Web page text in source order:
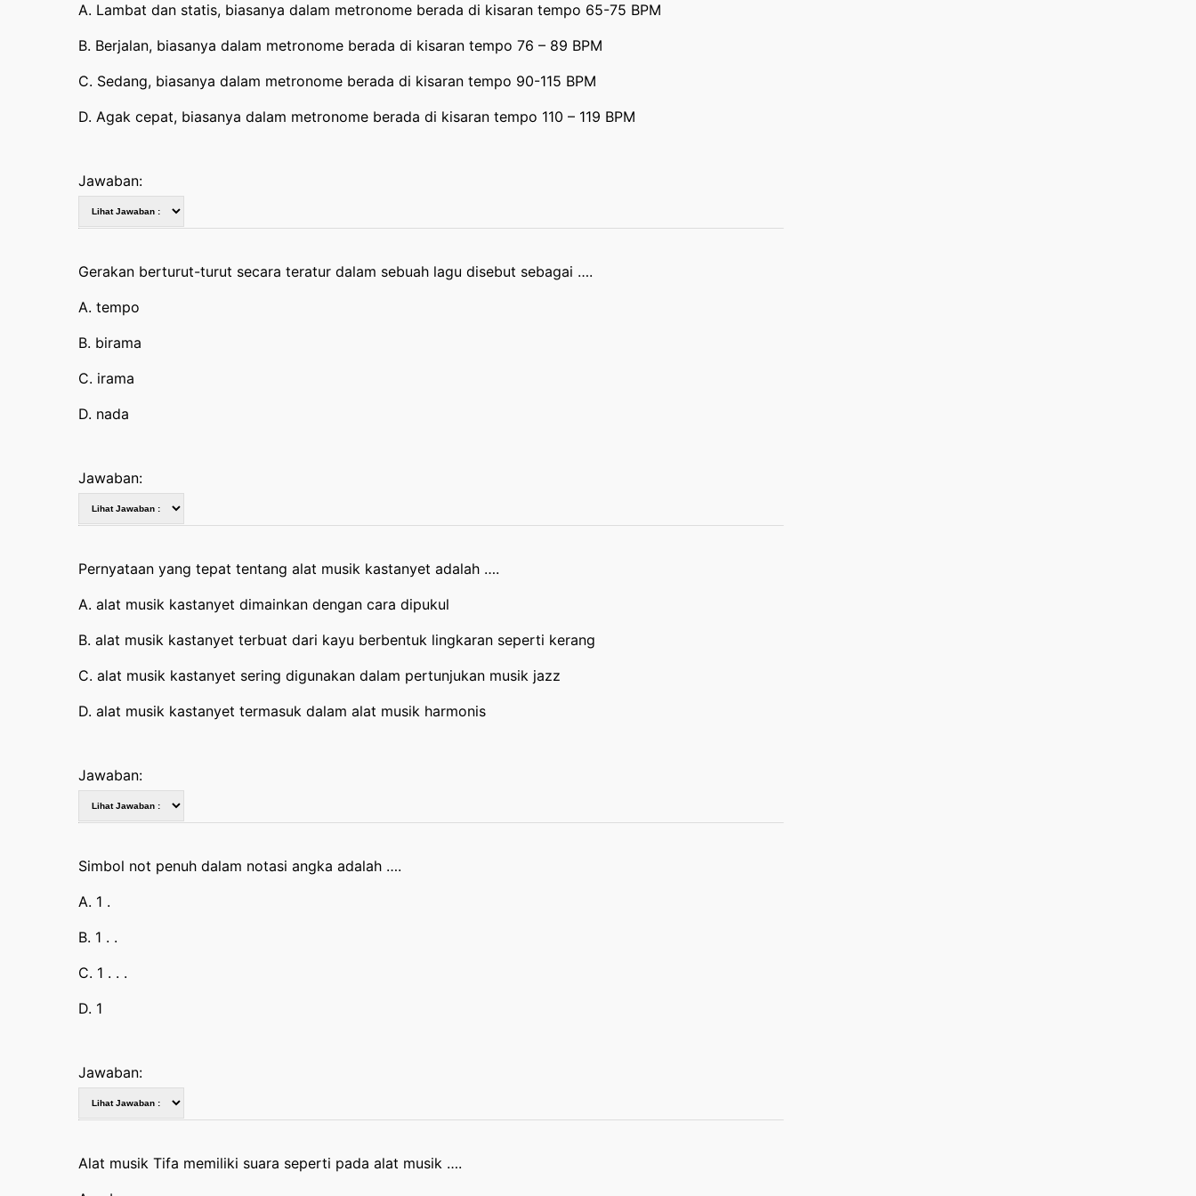
A. Lambat dan statis, biasanya dalam metronome berada di kisaran tempo 65-75 BPM
B. Berjalan, biasanya dalam metronome berada di kisaran tempo 76 – 89 BPM
C. Sedang, biasanya dalam metronome berada di kisaran tempo 90-115 BPM
D. Agak cepat, biasanya dalam metronome berada di kisaran tempo 110 – 119 BPM
Jawaban:
Gerakan berturut-turut secara teratur dalam sebuah lagu disebut sebagai ….
A. tempo
B. birama
C. irama
D. nada
Jawaban:
Pernyataan yang tepat tentang alat musik kastanyet adalah ….
A. alat musik kastanyet dimainkan dengan cara dipukul
B. alat musik kastanyet terbuat dari kayu berbentuk lingkaran seperti kerang
C. alat musik kastanyet sering digunakan dalam pertunjukan musik jazz
D. alat musik kastanyet termasuk dalam alat musik harmonis
Jawaban:
Simbol not penuh dalam notasi angka adalah ….
A. 1 .
B. 1 . .
C. 1 . . .
D. 1
Jawaban:
Alat musik Tifa memiliki suara seperti pada alat musik ….